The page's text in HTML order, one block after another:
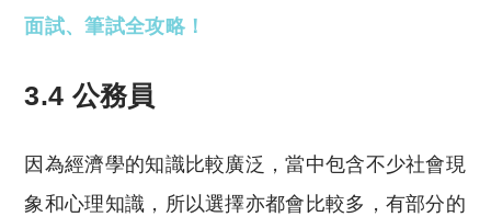
面試、筆試全攻略！
3.4 公務員
因為經濟學的知識比較廣泛，當中包含不少社會現
象和心理知識，所以選擇亦都會比較多，有部分的